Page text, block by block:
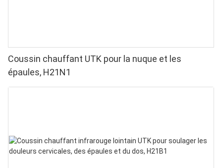
Coussin chauffant UTK pour la nuque et les
épaules, H21N1